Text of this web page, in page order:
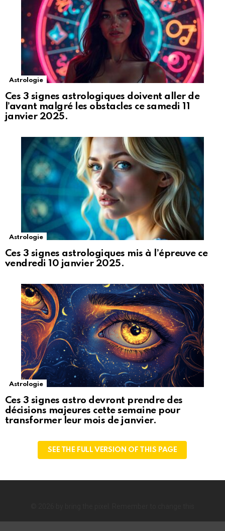
Astrologie
Ces 3 signes astrologiques doivent aller de
l’avant malgré les obstacles ce samedi 11
janvier 2025.
Astrologie
Ces 3 signes astrologiques mis à l’épreuve ce
vendredi 10 janvier 2025.
Astrologie
Ces 3 signes astro devront prendre des
décisions majeures cette semaine pour
transformer leur mois de janvier.
SEE THE FULL VERSION OF THIS PAGE